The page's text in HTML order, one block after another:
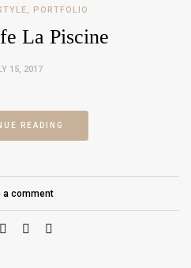
, PORTFOLIO
La Piscine
15, 2017
READING
a comment